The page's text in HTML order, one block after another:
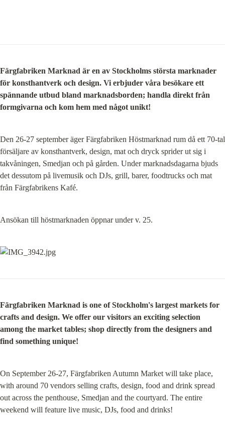
Färgfabriken Marknad är en av Stockholms största marknader
för konsthantverk och design. Vi erbjuder våra besökare ett
spännande utbud bland marknadsborden; handla direkt från
formgivarna och kom hem med något unikt!
Den 26-27 september äger Färgfabriken Höstmarknad rum då ett 70-tal
försäljare av konsthantverk, design, mat och dryck sprider ut sig i
takvåningen, Smedjan och på gården. Under marknadsdagarna bjuds
det dessutom på livemusik och DJs, grill, barer, foodtrucks och mat
från Färgfabrikens Kafé.
Ansökan till höstmarknaden öppnar under v. 25.
Färgfabriken Marknad is one of Stockholm's largest markets for
crafts and design. We offer our visitors an exciting selection
among the market tables; shop directly from the designers and
find something unique!
On September 26-27, Färgfabriken Autumn Market will take place,
with around 70 vendors selling crafts, design, food and drink spread
out across the penthouse, Smedjan and the courtyard. The entire
weekend will feature live music, DJs, food and drinks!